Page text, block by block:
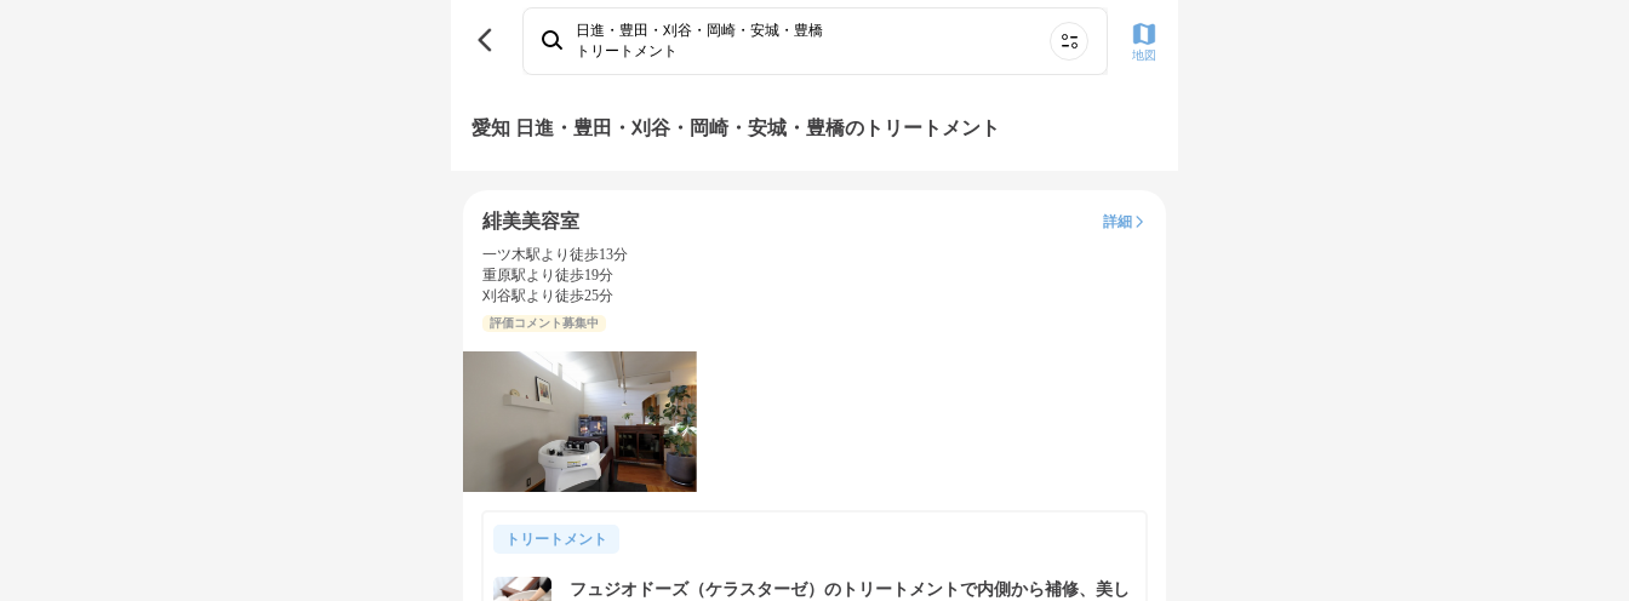
日進・豊田・刈谷・岡崎・安城・豊橋
トリートメント
地図
愛知 日進・豊田・刈谷・岡崎・安城・豊橋のトリートメント
緋美美容室
詳細
一ツ木駅より徒歩13分
重原駅より徒歩19分
刈谷駅より徒歩25分
評価コメント募集中
トリートメント
フュジオドーズ（ケラスターゼ）のトリートメントで内側から補修、美し